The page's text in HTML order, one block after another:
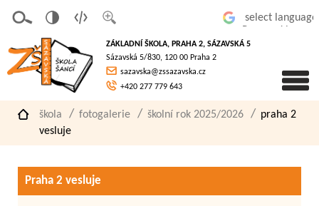
písmo
á
verze
pro
slaboz
raké
ZÁKLADNÍ ŠKOLA, PRAHA 2, SÁZAVSKÁ 5
Sázavská 5/830, 120 00 Praha 2
sazavska@zssazavska.cz
+420 277 779 643
škola fotogalerie školní rok 2025/2026
praha 2
vesluje
Praha 2 vesluje